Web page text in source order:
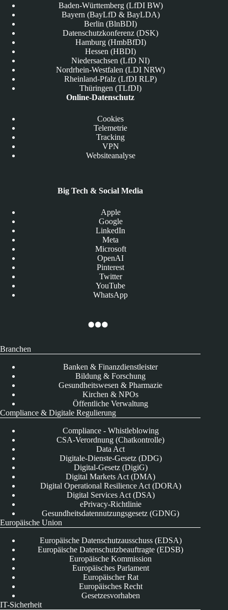
Baden-Württemberg (LfDI BW)
Bayern (BayLfD & BayLDA)
Berlin (BlnBDI)
Datenschutzkonferenz (DSK)
Hamburg (HmbBfDI)
Hessen (HBDI)
Niedersachsen (LfD NI)
Nordrhein-Westfalen (LDI NRW)
Rheinland-Pfalz (LfDI RLP)
Thüringen (TLfDI)
Online-Datenschutz
Cookies
Telemetrie
Tracking
VPN
Websiteanalyse
Big Tech & Social Media
Apple
Google
LinkedIn
Meta
Microsoft
OpenAI
Pinterest
Twitter
YouTube
WhatsApp
Branchen
Banken & Finanzdienstleister
Bildung & Forschung
Gesundheitswesen & Pharmazie
Kirchen & NPOs
Öffentliche Verwaltung
Compliance & Digitale Regulierung
Compliance - Whistleblowing
CSA-Verordnung (Chatkontrolle)
Data Act
Digitale-Dienste-Gesetz (DDG)
Digital-Gesetz (DigiG)
Digital Markets Act (DMA)
Digital Operational Resilience Act (DORA)
Digital Services Act (DSA)
ePrivacy-Richtlinie
Gesundheitsdatennutzungsgesetz (GDNG)
Europäische Union
Europäische Datenschutzausschuss (EDSA)
Europäische Datenschutzbeauftragte (EDSB)
Europäische Kommission
Europäisches Parlament
Europäischer Rat
Europäisches Recht
Gesetzesvorhaben
IT-Sicherheit